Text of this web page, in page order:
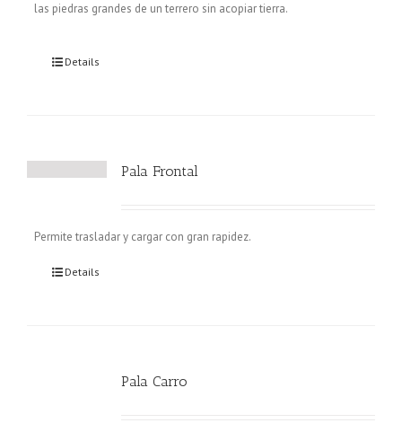
las piedras grandes de un terrero sin acopiar tierra.
Details
Pala Frontal
Permite trasladar y cargar con gran rapidez.
Details
Pala Carro